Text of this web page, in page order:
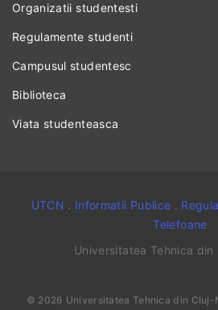
Organizatii studentesti
Regulamente studenti
Campusul studentesc
Biblioteca
Viata studenteasca
UTCN . Informatii Publice .
Telefoane
Universitatea Tehnica din
© 2026 Universitatea Tehnica din Cluj-